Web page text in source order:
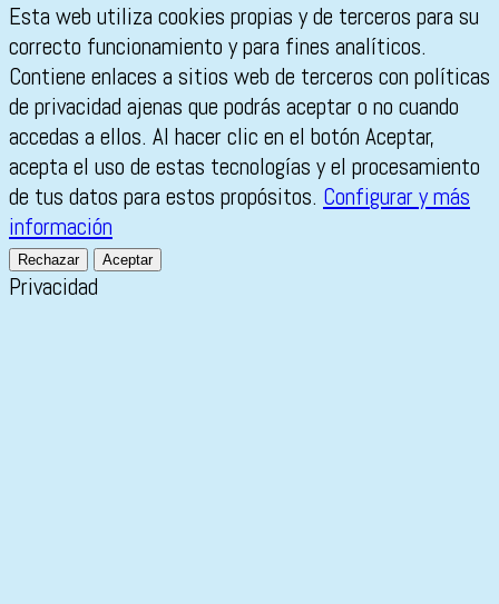
Esta web utiliza cookies propias y de terceros para su
correcto funcionamiento y para fines analíticos.
Contiene enlaces a sitios web de terceros con políticas
de privacidad ajenas que podrás aceptar o no cuando
accedas a ellos. Al hacer clic en el botón Aceptar,
acepta el uso de estas tecnologías y el procesamiento
de tus datos para estos propósitos. Configurar y más
información
Rechazar Aceptar
Privacidad